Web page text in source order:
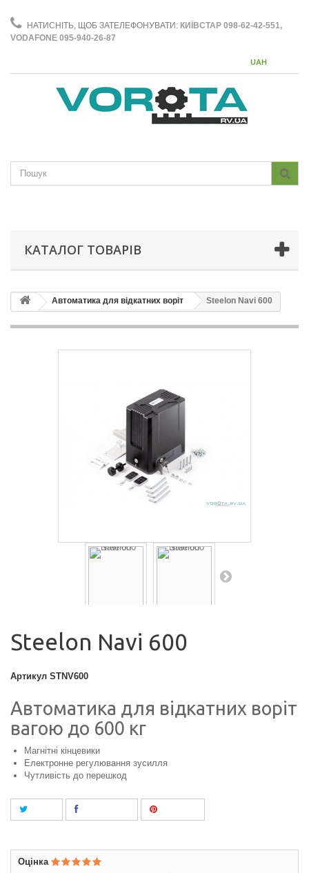
НАТИСНІТЬ, ЩОБ ЗАТЕЛЕФОНУВАТИ: КИЇВСТАР 098-62-42-551,
VODAFONE 095-940-26-87
UAH
КАТАЛОГ ТОВАРІВ
Автоматика для відкатних воріт Steelon Navi 600
Steelon Navi 600
Артикул STNV600
Автоматика для відкатних воріт
вагою до 600 кг
Магнітні кінцевики
Електронне регулювання зусилля
Чутливість до перешкод
Оцінка